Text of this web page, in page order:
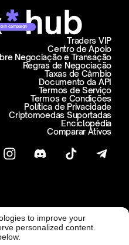
campaign
Centro de Apoio
Negociação e Transação
Traders VIP
Regras de Negociação
Taxas de Câmbio
Documento da API
Termos de Serviço
Termos e Condições
Política de Privacidade
Criptomoedas Suportadas
Enciclopédia
Comparar Ativos
@ Freedx 2026
to improve your
personalized content.